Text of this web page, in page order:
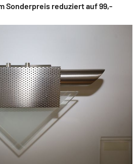
Sonderpreis reduziert auf 99,-